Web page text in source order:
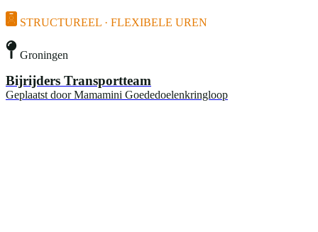
STRUCTUREEL · FLEXIBELE UREN
Groningen
Bijrijders Transportteam
Geplaatst door Mamamini Goededoelenkringloop